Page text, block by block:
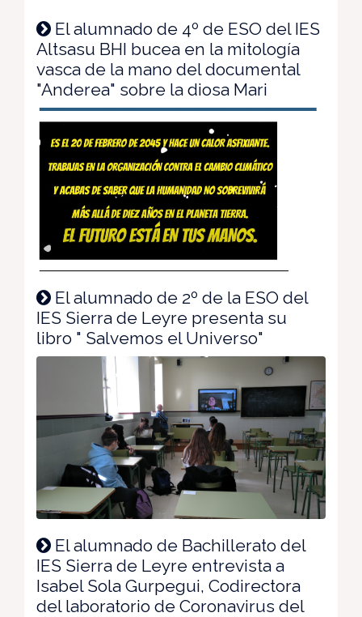
El alumnado de 4º de ESO del IES
Altsasu BHI bucea en la mitología
vasca de la mano del documental
"Anderea" sobre la diosa Mari
El alumnado de 2º de la ESO del
IES Sierra de Leyre presenta su
libro " Salvemos el Universo"
El alumnado de Bachillerato del
IES Sierra de Leyre entrevista a
Isabel Sola Gurpegui, Codirectora
del laboratorio de Coronavirus del